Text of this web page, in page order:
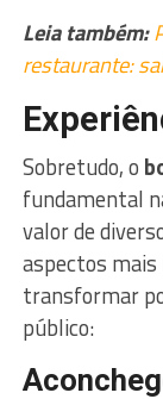
Leia também:
restaurante:
Sobretudo, o
fundamental
valor de
aspectos
transformar
público: